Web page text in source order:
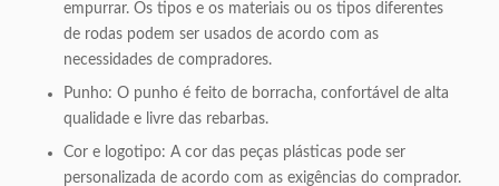
empurrar. Os tipos e os materiais ou os tipos diferentes
de rodas podem ser usados de acordo com as
necessidades de compradores.
Punho: O punho é feito de borracha, confortável de alta
qualidade e livre das rebarbas.
Cor e logotipo: A cor das peças plásticas pode ser
personalizada de acordo com as exigências do comprador.